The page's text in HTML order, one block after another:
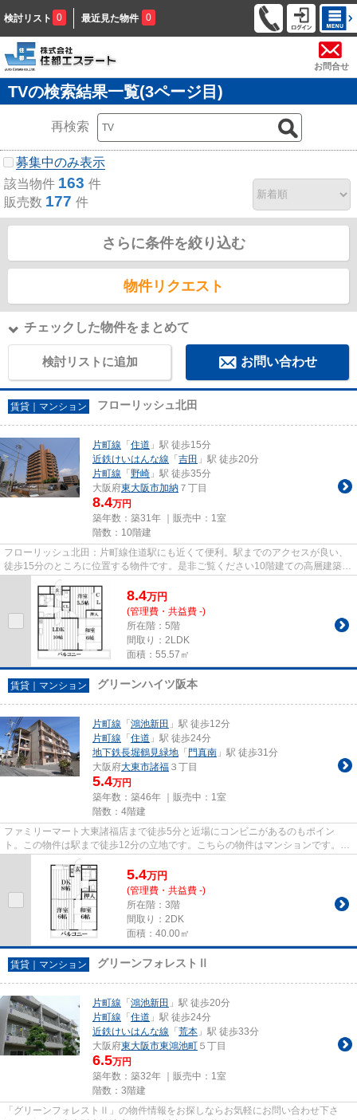
検討リスト 0 最近見た物件 0
お問合せ
TVの検索結果一覧(3ページ目)
再検索
募集中のみ表示
該当物件 163 件
販売数 177 件
さらに条件を絞り込む
物件リクエスト
チェックした物件をまとめて
検討リストに追加 お問い合わせ
賃貸｜マンション フローリッシュ北田
片町線 「 住道 」駅 徒歩15分
近鉄けいはんな線 「 吉田 」駅 徒歩20分
片町線 「 野崎 」駅 徒歩35分
大阪府東大阪市加納 ７丁目
8.4万円
築年数：築31年 ｜販売中： 1室
階数：10階建
フローリッシュ北田：片町線住道駅にも近くて便利。駅までのアクセスが良い、
徒歩15分のところに位置する物件です。是非ご覧ください10階建ての高層建築。
こちらの物件はマンションで...
8.4万円
(管理費・共益費 -)
所在階：5階
間取り：2LDK
面積：55.57㎡
賃貸｜マンション グリーンハイツ阪本
片町線 「 鴻池新田 」駅 徒歩12分
片町線 「 住道 」駅 徒歩24分
地下鉄長堀鶴見緑地 「 門真南 」駅 徒歩31分
大阪府大東市諸福 ３丁目
5.4万円
築年数：築46年 ｜販売中： 1室
階数：4階建
ファミリーマート大東諸福店まで徒歩5分と近場にコンビニがあるのもポイン
ト。この物件は駅まで徒歩12分の立地です。こちらの物件はマンションです。条
件として多くの方がこだわる、陽...
5.4万円
(管理費・共益費 -)
所在階：3階
間取り：2DK
面積：40.00㎡
賃貸｜マンション グリーンフォレストⅡ
片町線 「 鴻池新田 」駅 徒歩20分
片町線 「 住道 」駅 徒歩24分
近鉄けいはんな線 「 荒本 」駅 徒歩33分
大阪府東大阪市東鴻池町 ５丁目
6.5万円
築年数：築32年 ｜販売中： 1室
階数：3階建
「グリーンフォレストⅡ」の物件情報をお探しならお気軽にお問い合わせ下さ